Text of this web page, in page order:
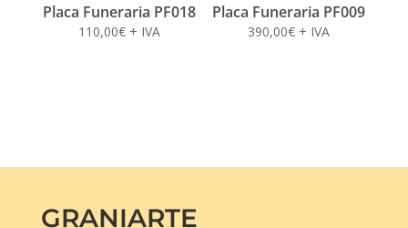
Placa Funeraria PF018
110,00€ + IVA
Placa Funeraria PF009
390,00€ + IVA
GRANIARTE